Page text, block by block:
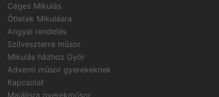
Céges Mikulás
Ötletek Mikulásra
Angyal rendelés
Szilveszterre műsor
Mikulás házhoz Győr
Adventi műsor gyerekeknek
Kapcsolat
Majálisra gyerekműsor